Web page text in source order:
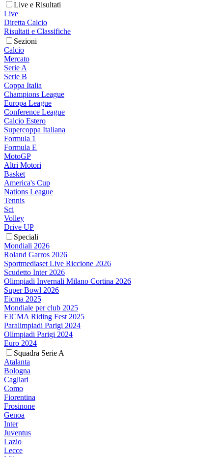
Live e Risultati
Live
Diretta Calcio
Risultati e Classifiche
Sezioni
Calcio
Mercato
Serie A
Serie B
Coppa Italia
Champions League
Europa League
Conference League
Calcio Estero
Supercoppa Italiana
Formula 1
Formula E
MotoGP
Altri Motori
Basket
America's Cup
Nations League
Tennis
Sci
Volley
Drive UP
Speciali
Mondiali 2026
Roland Garros 2026
Sportmediaset Live Riccione 2026
Scudetto Inter 2026
Olimpiadi Invernali Milano Cortina 2026
Super Bowl 2026
Eicma 2025
Mondiale per club 2025
EICMA Riding Fest 2025
Paralimpiadi Parigi 2024
Olimpiadi Parigi 2024
Euro 2024
Squadra Serie A
Atalanta
Bologna
Cagliari
Como
Fiorentina
Frosinone
Genoa
Inter
Juventus
Lazio
Lecce